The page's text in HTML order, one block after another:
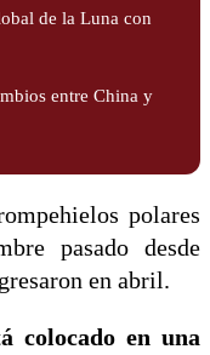
de la Luna con
entre China y
polares
pasado desde
en abril.
colocado en una